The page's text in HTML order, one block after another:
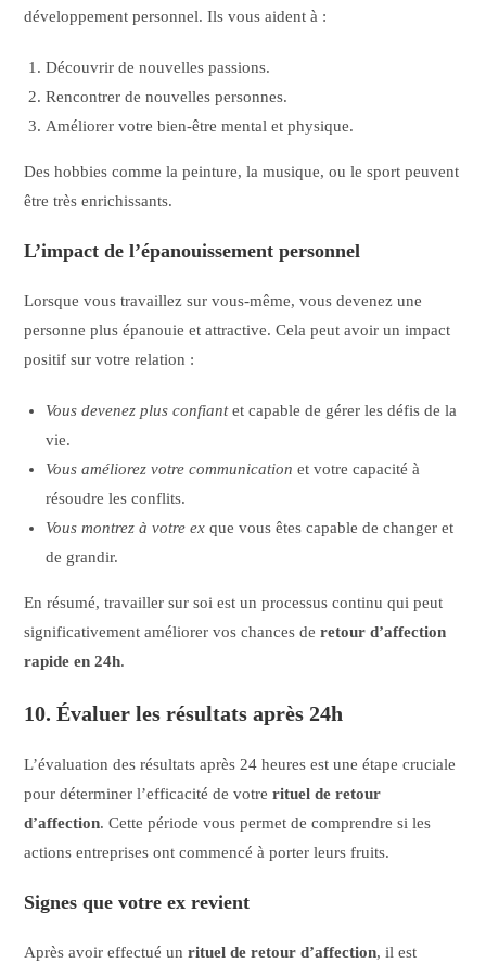
développement personnel. Ils vous aident à :
Découvrir de nouvelles passions.
Rencontrer de nouvelles personnes.
Améliorer votre bien-être mental et physique.
Des hobbies comme la peinture, la musique, ou le sport peuvent
être très enrichissants.
L’impact de l’épanouissement personnel
Lorsque vous travaillez sur vous-même, vous devenez une
personne plus épanouie et attractive. Cela peut avoir un impact
positif sur votre relation :
Vous devenez plus confiantet capable de gérer les défis de la
vie.
Vous améliorez votre communication et votre capacité à
résoudre les conflits.
Vous montrez à votre ex que vous êtes capable de changer et
de grandir.
En résumé, travailler sur soi est un processus continu qui peut
significativement améliorer vos chances deretour d’affection
rapide en 24h.
10. Évaluer les résultats après 24h
L’évaluation des résultats après 24 heures est une étape cruciale
pour déterminer l’efficacité de votrerituel de retour
d’affection. Cette période vous permet de comprendre si les
actions entreprises ont commencé à porter leurs fruits.
Signes que votre ex revient
Après avoir effectué unrituel de retour d’affection, il est